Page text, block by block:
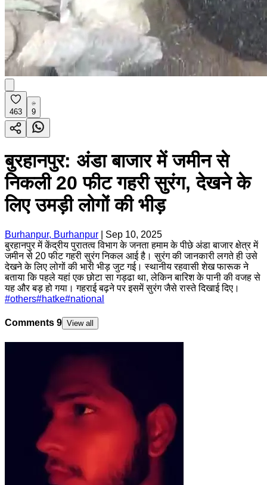
463 9
बुरहानपुर: अंडा बाजार में जमीन से
निकली 20 फीट गहरी सुरंग, देखने के
लिए उमड़ी लोगों की भीड़
Burhanpur, Burhanpur
Sep 10, 2025
बुरहानपुर में केंद्रीय पुरातत्व विभाग के जनता हमाम के पीछे अंडा बाजार क्षेत्र में
जमीन से 20 फीट गहरी सुरंग निकल आई है। सुरंग की जानकारी लगते ही उसे
देखने के लिए लोगों की भारी भीड़ जुट गई। स्थानीय रहवासी शेख फारूक ने
बताया कि पहले यहां एक छोटा सा गड्ढा था, लेकिन बारिश के पानी की वजह से
यह और बड़ हो गया। गहराई बढ़ने पर इसमें सुरंग जैसे रास्ते दिखाई दिए।
#others#hatke#national
Comments 9 View all